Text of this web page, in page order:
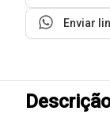
Enviar